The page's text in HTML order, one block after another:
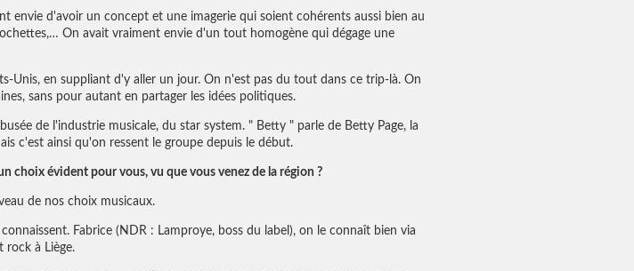
envie d'avoir un concept et une imagerie qui soient cohérents aussi bien au
On avait vraiment envie d'un tout homogène qui dégage une
Unis, en suppliant d'y aller un jour. On n'est pas du tout dans ce trip-là. On
sans pour autant en partager les idées politiques.
de l'industrie musicale, du star system. " Betty " parle de Betty Page, la
c'est ainsi qu'on ressent le groupe depuis le début.
choix évident pour vous, vu que vous venez de la région ?
de nos choix musicaux.
Fabrice (NDR : Lamproye, boss du label), on le connaît bien via
rock à Liège.